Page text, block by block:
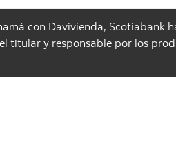
con Davivienda, Scotiabank
titular y responsable por los